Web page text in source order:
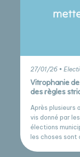
27/01/26 •
Vitrophanie
des règles
Après plusieurs
vis donné par
élections
les choses sont